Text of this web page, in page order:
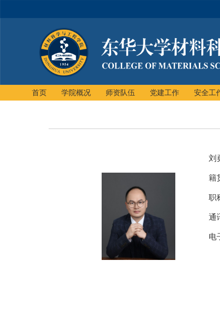
首页 学院概况 师资队伍 党建工作 安全工
刘
籍
职
通
电